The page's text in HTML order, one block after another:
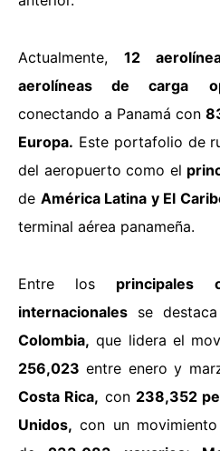
Actualmente, 12
aerolíneas de carga
conectando a Panamá con
Europa. Este portafolio de
del aeropuerto como el
de América Latina y El
terminal aérea panameña.
Entre los principales
internacionales se
Colombia, que lidera el
256,023 entre enero y
Costa Rica, con 238,352
Unidos, con un